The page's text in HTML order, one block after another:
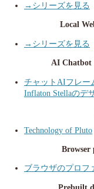
→シリーズを見る
Local
→シリーズを見る
AI Chatbot
チャットAIフレー
Inflaton Stellaのデ
Technology of Pluto
Browser
ブラウザのプロフ
Prebuilt